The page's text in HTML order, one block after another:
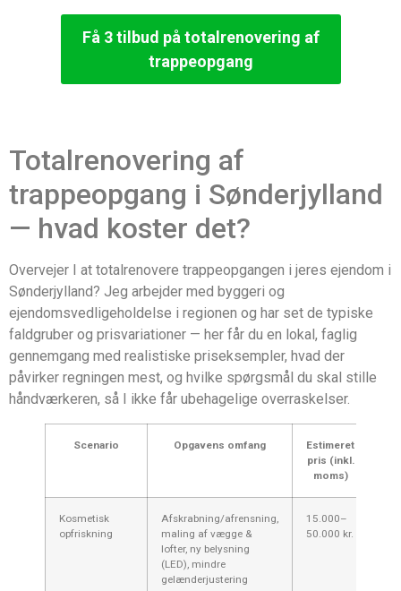
Få 3 tilbud på totalrenovering af
trappeopgang
Totalrenovering af
trappeopgang i Sønderjylland
— hvad koster det?
Overvejer I at totalrenovere trappeopgangen i jeres ejendom i
Sønderjylland? Jeg arbejder med byggeri og
ejendomsvedligeholdelse i regionen og har set de typiske
faldgruber og prisvariationer — her får du en lokal, faglig
gennemgang med realistiske priseksempler, hvad der
påvirker regningen mest, og hvilke spørgsmål du skal stille
håndværkeren, så I ikke får ubehagelige overraskelser.
Scenario Opgavens omfang
Estimeret
pris (inkl.
moms)
Kosmetisk
opfriskning
Afskrabning/afrensning,
maling af vægge &
lofter, ny belysning
(LED), mindre
gelænderjustering
15.000–
50.000 kr.